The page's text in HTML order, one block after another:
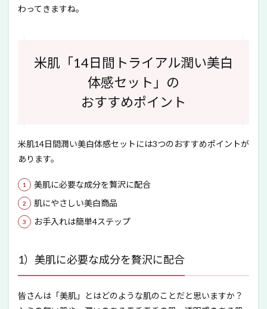
わってきますね。
米肌「14日間トライアル潤い美白
体感セット」の
おすすめポイント
米肌14日間潤い美白体感セットには3つのおすすめポイントが
あります。
美肌に必要な成分を贅沢に配合
肌にやさしい美白商品
お手入れは簡単4ステップ
1）美肌に必要な成分を贅沢に配合
皆さんは「美肌」とはどのような肌のことだと思いますか？